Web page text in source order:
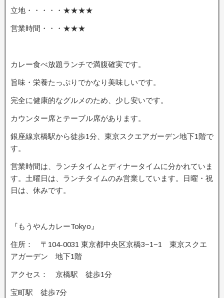
立地・・・・・★★★★
営業時間・・・★★★
カレー食べ放題ランチで満腹確実です。
旨味・栄養たっぷりでかなり美味しいです。
完全に健康的なグルメのため、少し安いです。
カウンター席とテーブル席があります。
銀座線京橋駅から徒歩1分、東京スクエアガーデン地下1階で
す。
営業時間は、ランチタイムとディナータイムに分かれていま
す。土曜日は、ランチタイムのみ営業しています。日曜・祝
日は、休みです。
『もうやんカレーTokyo』
住所： 〒104-0031 東京都中央区京橋3−1−1 東京スクエ
アガーデン 地下1階
アクセス： 京橋駅 徒歩1分
宝町駅 徒歩7分